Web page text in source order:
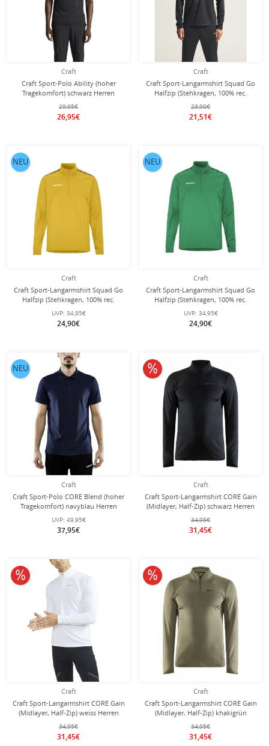
Craft
Craft Sport-Polo Ability (hoher
Tragekomfort) schwarz Herren
29,95€
26,95€
Craft
Craft Sport-Langarmshirt Squad Go
Halfzip (Stehkragen, 100% rec.
Polyester) schwarz Herren
23,90€
21,51€
Craft
Craft Sport-Langarmshirt Squad Go
Halfzip (Stehkragen, 100% rec.
Polyester) gelb Herren
UVP: 34,95€
24,90€
NEU
Craft
Craft Sport-Langarmshirt Squad Go
Halfzip (Stehkragen, 100% rec.
Polyester) grün Herren
UVP: 34,95€
24,90€
NEU
Craft
Craft Sport-Polo CORE Blend (hoher
Tragekomfort) navyblau Herren
UVP: 49,95€
37,95€
NEU
Craft
Craft Sport-Langarmshirt CORE Gain
(Midlayer, Half-Zip) schwarz Herren
34,95€
31,45€
10% reduziert
Craft
Craft Sport-Langarmshirt CORE Gain
(Midlayer, Half-Zip) weiss Herren
34,95€
31,45€
10% reduziert
Craft
Craft Sport-Langarmshirt CORE Gain
(Midlayer, Half-Zip) khakigrün
Herren
34,95€
31,45€
10% reduziert